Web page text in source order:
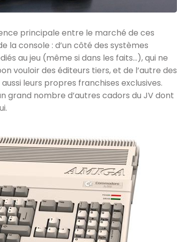
principale entre le marché de ces
la console : d’un côté des systèmes
au jeu (même si dans les faits…), qui ne
vouloir des éditeurs tiers, et de l’autre des
leurs propres franchises exclusives.
grand nombre d’autres cadors du JV dont